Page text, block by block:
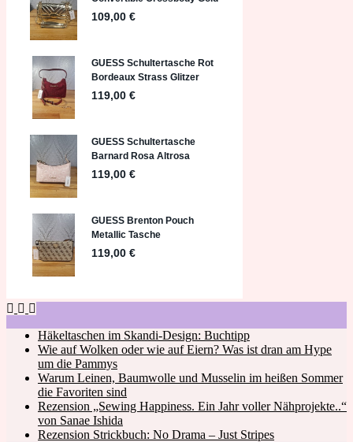
Häkeltaschen im Skandi-Design: Buchtipp
Wie auf Wolken oder wie auf Eiern? Was ist dran am Hype
um die Pammys
Warum Leinen, Baumwolle und Musselin im heißen Sommer
die Favoriten sind
Rezension „Sewing Happiness. Ein Jahr voller Nähprojekte..“
von Sanae Ishida
Rezension Strickbuch: No Drama – Just Stripes